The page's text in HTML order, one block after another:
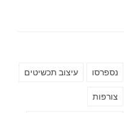
נספרסו עיצוב תכשיטים
צורפות